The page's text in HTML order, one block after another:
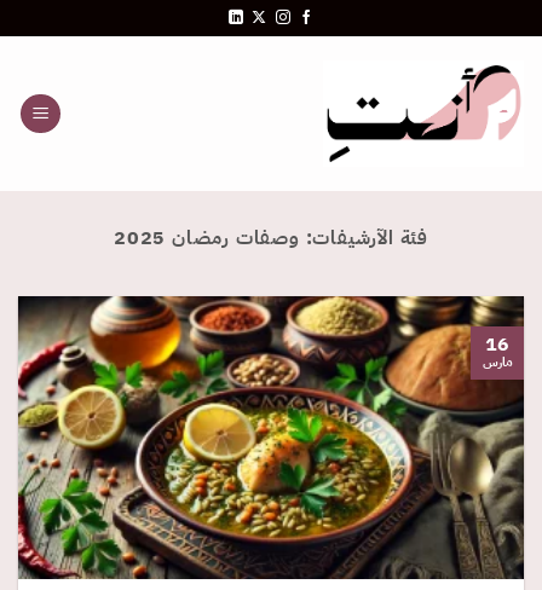
للمحتوى
فئة الآرشيفات: وصفات رمضان 2025
16
مارس